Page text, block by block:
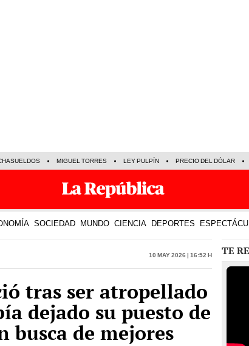
MIGUEL TORRES LEY PULPÍN PRECIO DEL DÓLAR
SOCIEDAD MUNDO CIENCIA DEPORTES
10 May 2026 | 16:52 h
tras ser atropellado
dejado su puesto de
busca de mejores
TE